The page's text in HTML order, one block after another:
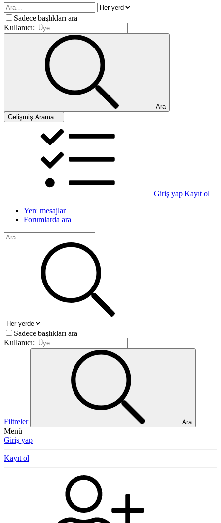
Sadece başlıkları ara
Kullanıcı:
Ara
Gelişmiş Arama…
Giriş yap Kayıt ol
Yeni mesajlar
Forumlarda ara
Sadece başlıkları ara
Kullanıcı:
Filtreler Ara
Menü
Giriş yap
Kayıt ol